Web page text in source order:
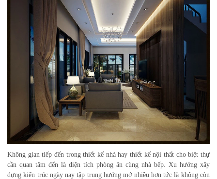
Không gian tiếp đến trong thiết kế nhà hay thiết kế nội thất cho biệt thự
cần quan tâm đến là diện tích phòng ăn cùng nhà bếp. Xu hướng xây
dựng kiến trúc ngày nay tập trung hướng mở nhiều hơn tức là không còn